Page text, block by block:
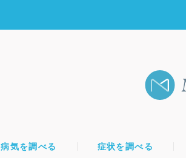
病気を調べる 症状を調べる